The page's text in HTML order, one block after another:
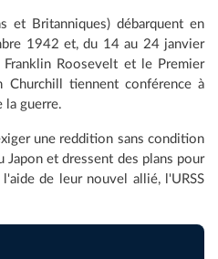
et Britanniques) débarquent en
1942 et, du 14 au 24 janvier
Roosevelt et le Premier
Churchill tiennent conférence à
la guerre.
une reddition sans condition
Japon et dressent des plans pour
de leur nouvel allié, l'URSS